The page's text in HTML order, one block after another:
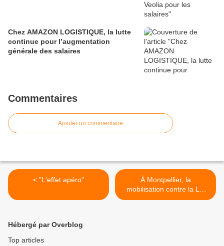
Chez AMAZON LOGISTIQUE, la lutte
continue pour l’augmentation
générale des salaires
Commentaires
Ajouter un commentaire
< "L'effet apéro"
À Montpellier, la
mobilisation contre la Loi
Sécurité Globale repart en
Hébergé par Overblog
Top articles